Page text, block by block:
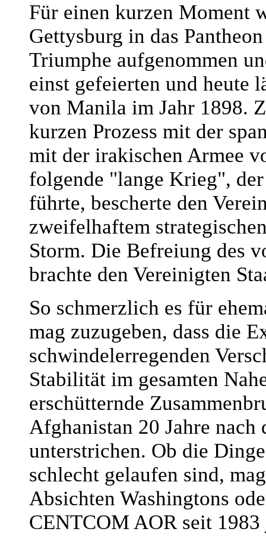
Für einen kurzen Moment
Gettysburg in das
Triumphe aufgenommen
einst gefeierten und heute
von Manila im Jahr 1898.
kurzen Prozess mit der
mit der irakischen Armee
folgende "lange Krieg",
führte, bescherte den
zweifelhaftem
Storm. Die Befreiung des
brachte den Vereinigten
So schmerzlich es für
mag zuzugeben, dass die
schwindelerregenden
Stabilität im gesamten
erschütternde
Afghanistan 20 Jahre
unterstrichen. Ob die
schlecht gelaufen sind,
Absichten Washingtons
CENTCOM AOR seit